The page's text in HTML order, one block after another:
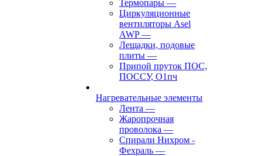
Термопары —
Циркуляционные
вентиляторы Asel
AWP—
Лещадки, подовые
плиты —
Припой пруток ПОС,
ПОССУ, О1пч
Нагревательные элементы
Лента —
Жаропрочная
проволока —
Спирали Нихром -
Фехраль —